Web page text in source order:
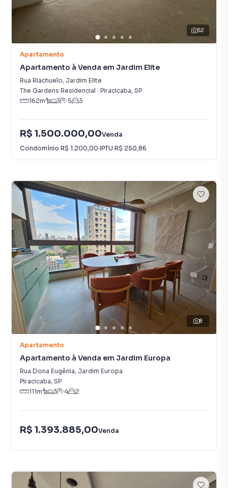
52
Apartamento
Apartamento à Venda em Jardim Elite
Rua Riachuelo, Jardim Elite
The Gardens Residencial · Piracicaba, SP
162m² 3 5 3
R$ 1.500.000,00Venda
Condomínio R$ 1.200,00·IPTU R$ 250,86
8
Apartamento
Apartamento à Venda em Jardim Europa
Rua Dona Eugênia, Jardim Europa
Piracicaba, SP
111m² 3 4 2
R$ 1.393.885,00Venda